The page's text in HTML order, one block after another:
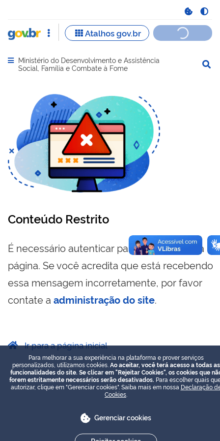
Abrir menu principal de navegação
Ministério do Desenvolvimento e Assistência
Social, Família e Combate à Fome
Conteúdo Restrito
É necessário autenticar para visualizar essa
página. Se você acredita que está recebendo
essa mensagem incorretamente, por favor
contate a administração do site.
Ir para a página inicial
Para melhorar a sua experiência na plataforma e prover serviços
personalizados, utilizamos cookies. Ao aceitar, você terá acesso a todas as
funcionalidades do site. Se clicar em "Rejeitar Cookies", os cookies que
forem estritamente necessários serão desativados. Para escolher quais
autorizar, clique em "Gerenciar cookies". Saiba mais em nossa Declaração
Cookies
Gerenciar cookies